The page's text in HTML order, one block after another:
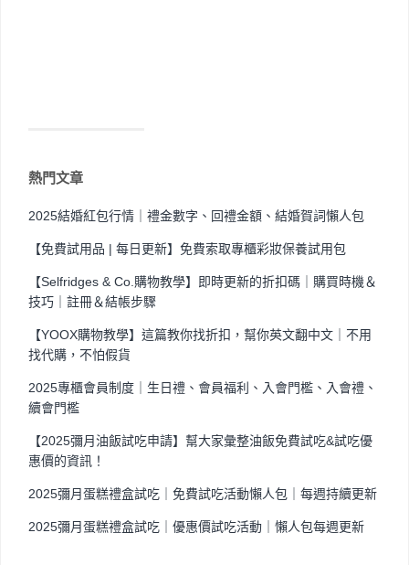
熱門文章
2025結婚紅包行情｜禮金數字、回禮金額、結婚賀詞懶人包
【免費試用品 | 每日更新】免費索取專櫃彩妝保養試用包
【Selfridges & Co.購物教學】即時更新的折扣碼｜購買時機＆
技巧｜註冊＆結帳步驟
【YOOX購物教學】這篇教你找折扣，幫你英文翻中文｜不用
找代購，不怕假貨
2025專櫃會員制度｜生日禮、會員福利、入會門檻、入會禮、
續會門檻
【2025彌月油飯試吃申請】幫大家彙整油飯免費試吃&試吃優
惠價的資訊！
2025彌月蛋糕禮盒試吃｜免費試吃活動懶人包｜每週持續更新
2025彌月蛋糕禮盒試吃｜優惠價試吃活動｜懶人包每週更新